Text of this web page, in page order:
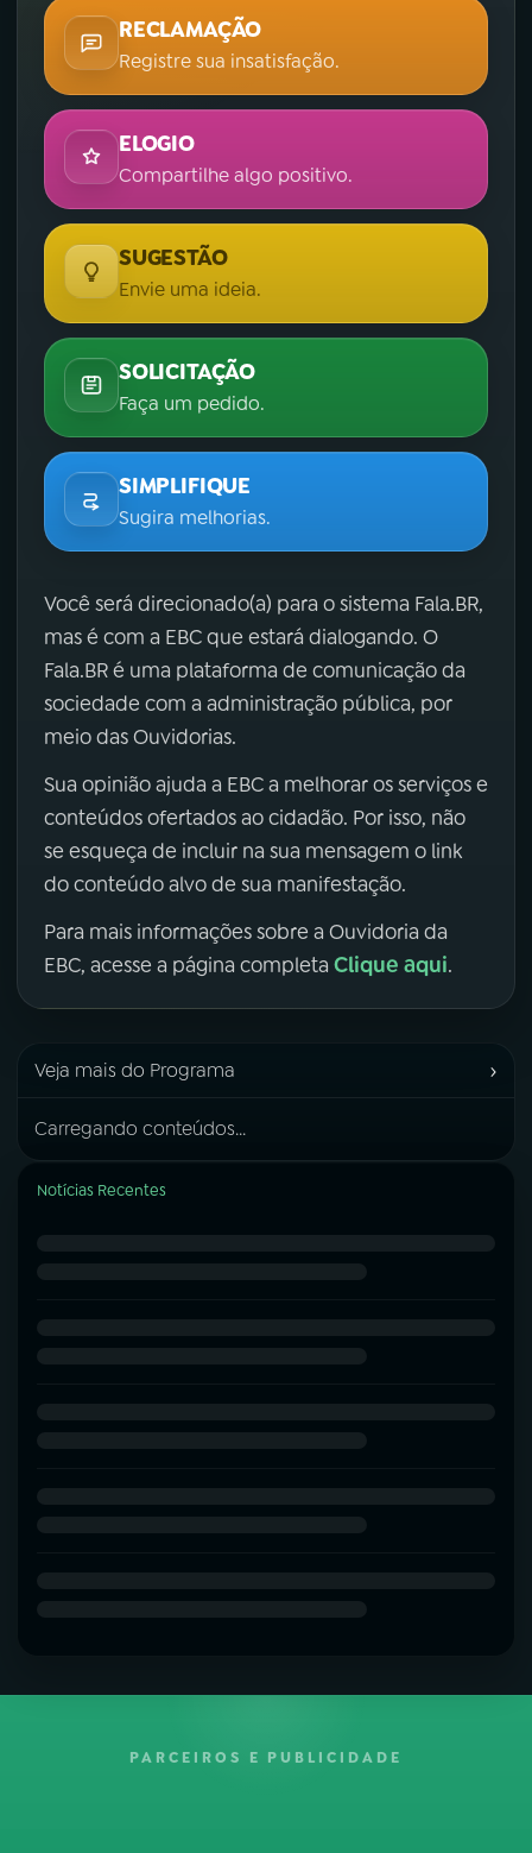
RECLAMAÇÃO
Registre sua insatisfação.
ELOGIO
Compartilhe algo positivo.
SUGESTÃO
Envie uma ideia.
SOLICITAÇÃO
Faça um pedido.
SIMPLIFIQUE
Sugira melhorias.
Você será direcionado(a) para o sistema Fala.BR,
mas é com a EBC que estará dialogando. O
Fala.BR é uma plataforma de comunicação da
sociedade com a administração pública, por
meio das Ouvidorias.
Sua opinião ajuda a EBC a melhorar os serviços e
conteúdos ofertados ao cidadão. Por isso, não
se esqueça de incluir na sua mensagem o link
do conteúdo alvo de sua manifestação.
Para mais informações sobre a Ouvidoria da
EBC, acesse a página completa Clique aqui.
Veja mais do Programa ›
Carregando conteúdos...
Notícias Recentes
PARCEIROS E PUBLICIDADE